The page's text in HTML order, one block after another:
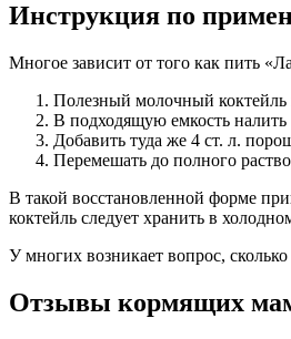
Инструкция по
Многое зависит от того как пить
Полезный молочный коктейль
В подходящую емкость
Добавить туда же 4 ст. л.
Перемешать до полного
В такой восстановленной форме
коктейль следует хранить в
У многих возникает вопрос,
Отзывы кормящих